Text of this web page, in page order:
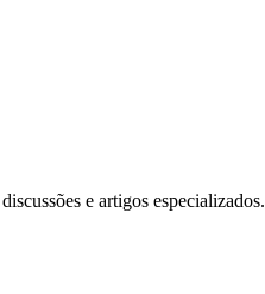
e artigos especializados.